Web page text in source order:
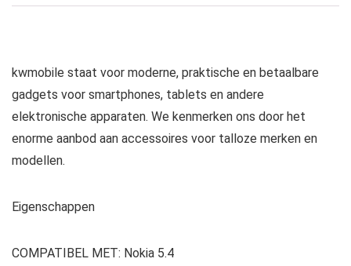
kwmobile staat voor moderne, praktische en betaalbare
gadgets voor smartphones, tablets en andere
elektronische apparaten. We kenmerken ons door het
enorme aanbod aan accessoires voor talloze merken en
modellen.
Eigenschappen
COMPATIBEL MET: Nokia 5.4